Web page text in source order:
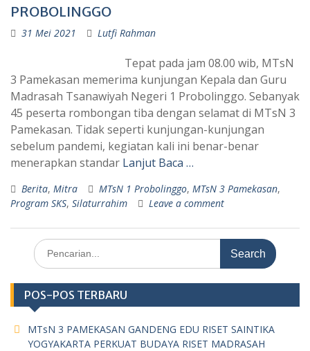
PROBOLINGGO
31 Mei 2021 Lutfi Rahman
Tepat pada jam 08.00 wib, MTsN
3 Pamekasan memerima kunjungan Kepala dan Guru
Madrasah Tsanawiyah Negeri 1 Probolinggo. Sebanyak
45 peserta rombongan tiba dengan selamat di MTsN 3
Pamekasan. Tidak seperti kunjungan-kunjungan
sebelum pandemi, kegiatan kali ini benar-benar
menerapkan standar Lanjut Baca …
Berita, Mitra MTsN 1 Probolinggo, MTsN 3 Pamekasan,
Program SKS, Silaturrahim Leave a comment
Search
for:
POS-POS TERBARU
MTsN 3 PAMEKASAN GANDENG EDU RISET SAINTIKA
YOGYAKARTA PERKUAT BUDAYA RISET MADRASAH